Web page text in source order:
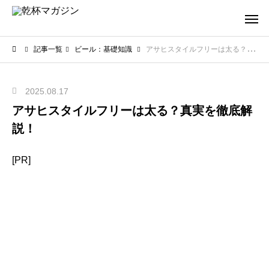
記事一覧 ビール：基礎知識 アサヒスタイルフリーは太る？真実を徹底解説！
2025.08.17
アサヒスタイルフリーは太る？真実を徹底解
説！
[PR]